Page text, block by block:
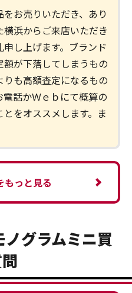
お売りいただき、あり
浜からご来店いただき
し上げます。ブランド
が下落してしまうもの
も高額査定になるもの
話かＷｅｂにて概算の
をオススメします。ま
もっと見る
グラムミニ買